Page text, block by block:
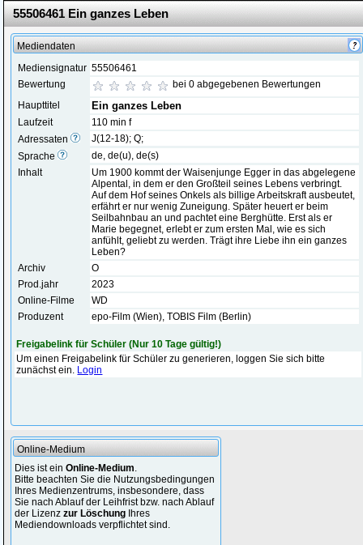
55506461 Ein ganzes Leben
Mediendaten
Mediensignatur 55506461
Bewertung
bei 0 abgegebenen Bewertungen
Haupttitel
Ein ganzes Leben
Laufzeit
110 min f
Adressaten
J(12-18); Q;
Sprache
de, de(u), de(s)
Inhalt
Um 1900 kommt der Waisenjunge Egger in das abgelegene
Alpental, in dem er den Großteil seines Lebens verbringt.
Auf dem Hof seines Onkels als billige Arbeitskraft ausbeutet,
erfährt er nur wenig Zuneigung. Später heuert er beim
Seilbahnbau an und pachtet eine Berghütte. Erst als er
Marie begegnet, erlebt er zum ersten Mal, wie es sich
anfühlt, geliebt zu werden. Trägt ihre Liebe ihn ein ganzes
Leben?
Archiv
O
Prod.jahr
2023
Online-Filme
WD
Produzent
epo-Film (Wien), TOBIS Film (Berlin)
Freigabelink für Schüler (Nur 10 Tage gültig!)
Um einen Freigabelink für Schüler zu generieren, loggen Sie sich bitte
zunächst ein. Login
Online-Medium
Dies ist einOnline-Medium.
Bitte beachten Sie die Nutzungsbedingungen
Ihres Medienzentrums, insbesondere, dass
Sie nach Ablauf der Leihfrist bzw. nach Ablauf
der Lizenzzur Löschung Ihres
Mediendownloads verpflichtet sind.